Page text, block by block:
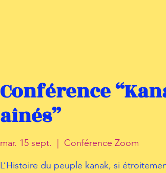
Conférence
aînés”
mar. 15 sept.
Conférence Zoom
L’Histoire du peuple kanak, si